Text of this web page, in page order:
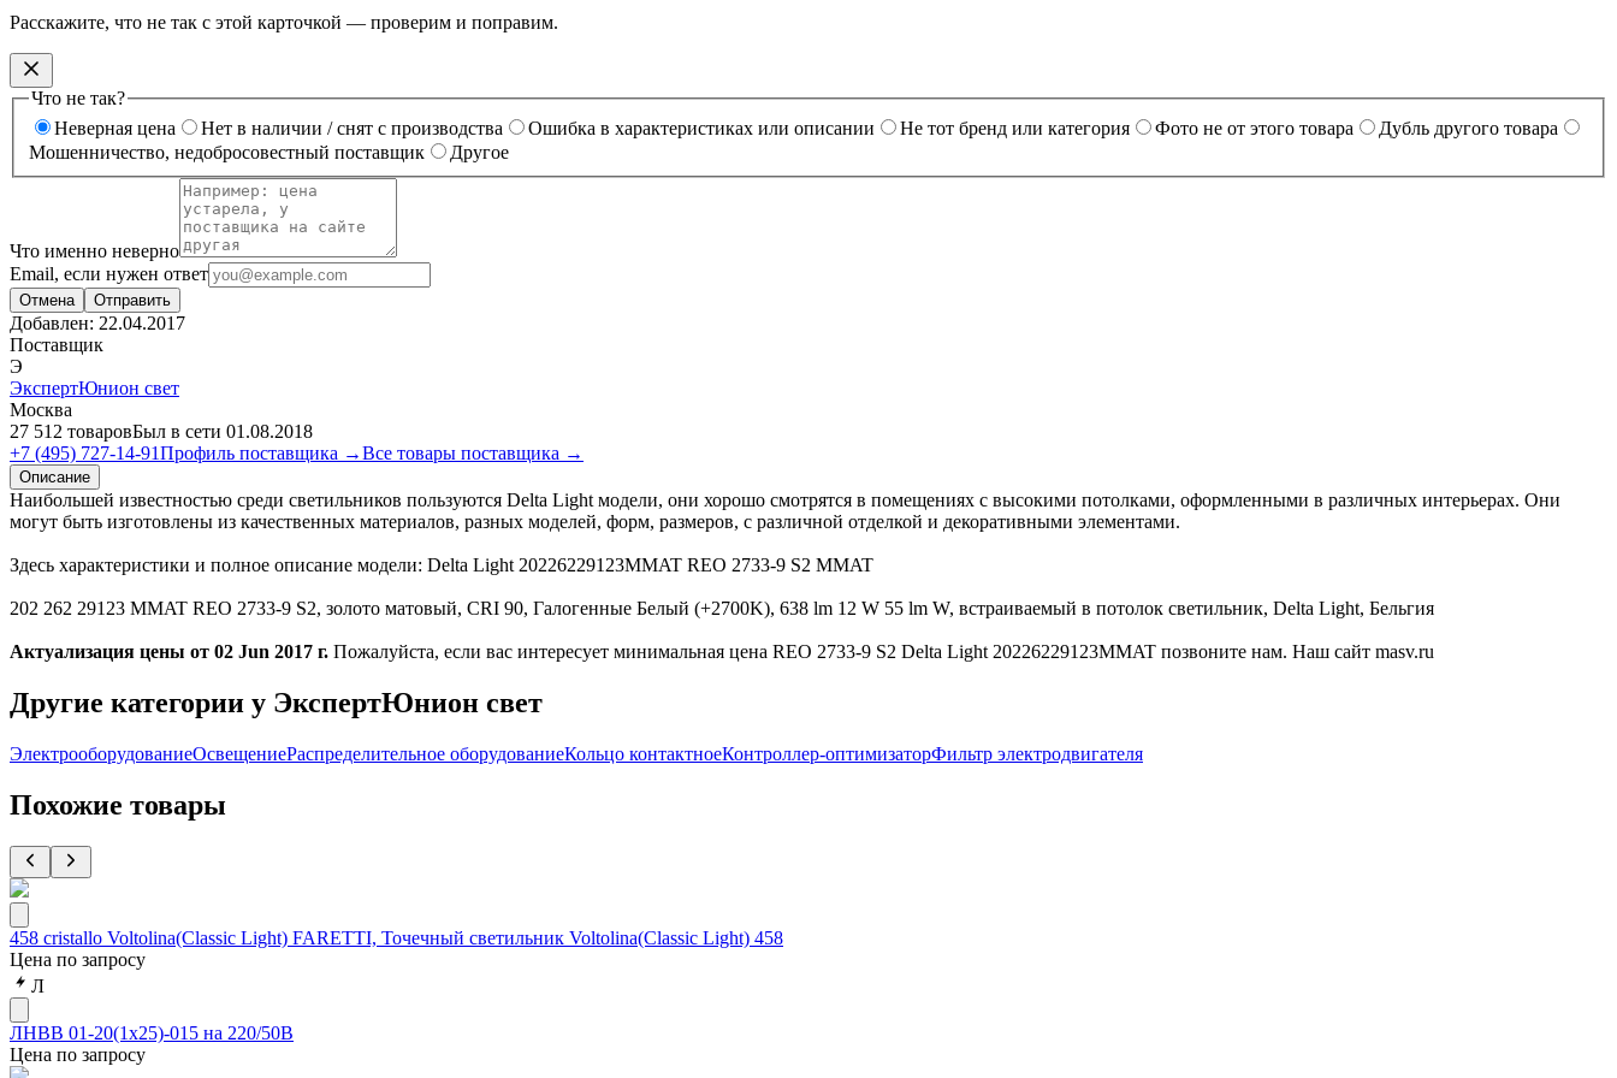
Расскажите, что не так с этой карточкой — проверим и поправим.
Что не так?
Неверная цена
Нет в наличии / снят с производства Ошибка в характеристиках или описании Не тот бренд или категория Фото не от этого товара
Дубль другого товара
Мошенничество, недобросовестный поставщик
Другое
Что именно неверно
Email, если нужен ответ
Отмена Отправить
Добавлен: 22.04.2017
Поставщик
Э
ЭкспертЮнион свет
Москва
27 512 товаровБыл в сети 01.08.2018
+7 (495) 727-14-91Профиль поставщика →Все товары поставщика →
Описание
Наибольшей известностью среди светильников пользуются Delta Light модели, они хорошо смотрятся в помещениях с высокими потолками, оформленными в различных интерьерах. Они
могут быть изготовлены из качественных материалов, разных моделей, форм, размеров, с различной отделкой и декоративными элементами.
Здесь характеристики и полное описание модели: Delta Light 20226229123MMAT REO 2733-9 S2 MMAT
202 262 29123 MMAT REO 2733-9 S2, золото матовый, CRI 90, Галогенные Белый (+2700K), 638 lm 12 W 55 lm W, встраиваемый в потолок светильник, Delta Light, Бельгия
Актуализация цены от 02 Jun 2017 г. Пожалуйста, если вас интересует минимальная цена REO 2733-9 S2 Delta Light 20226229123MMAT позвоните нам. Наш сайт masv.ru
Другие категории у ЭкспертЮнион свет
ЭлектрооборудованиеОсвещениеРаспределительное оборудованиеКольцо контактноеКонтроллер-оптимизаторФильтр электродвигателя
Похожие товары
458 cristallo Voltolina(Classic Light) FARETTI, Точечный светильник Voltolina(Classic Light) 458
Цена по запросу
Л
ЛНВВ 01-20(1х25)-015 на 220/50В
Цена по запросу